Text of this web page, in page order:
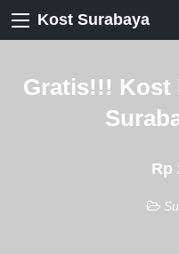
Kost Surabaya
Gratis!!! Kost
Rp